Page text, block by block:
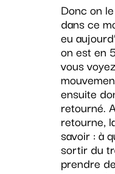
Donc on
dans ce
eu
on est en
vous
ensuite
retourné.
retourne,
savoir : à
sortir du
prendre